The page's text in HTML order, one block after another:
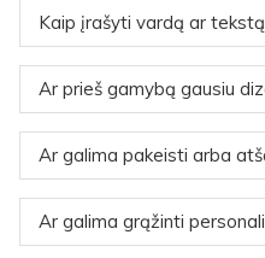
Kaip įrašyti vardą ar
Ar prieš gamybą gausiu
Ar galima pakeisti arba
Ar galima grąžinti